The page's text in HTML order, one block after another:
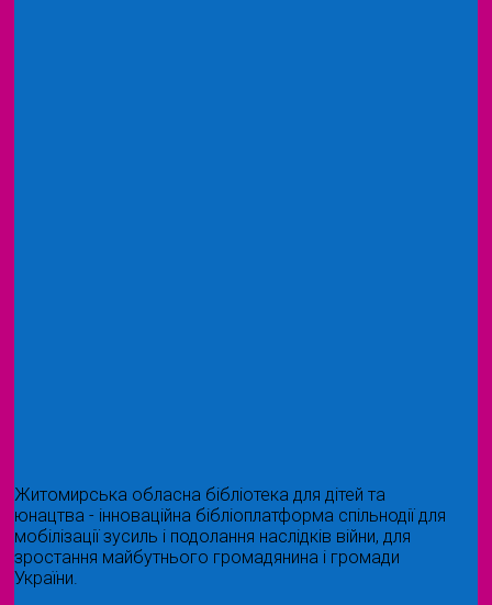
Житомирська обласна бібліотека для дітей та
юнацтва - інноваційна бібліоплатформа спільнодії для
мобілізації зусиль і подолання наслідків війни, для
зростання майбутнього громадянина і громади
України.